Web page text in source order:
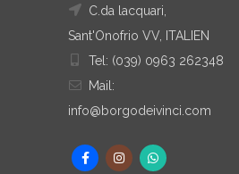
C.da lacquari,
Sant'Onofrio VV, ITALIEN
Tel: (039) 0963 262348
Mail:
info@borgodeivinci.com